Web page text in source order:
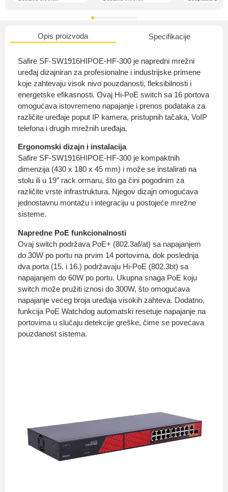
Opis proizvoda Specifikacije
Safire SF-SW1916HIPOE-HF-300 je napredni mrežni
uređaj dizajniran za profesionalne i industrijske primene
koje zahtevaju visok nivo pouzdanosti, fleksibilnosti i
energetske efikasnosti. Ovaj Hi-PoE switch sa 16 portova
omogućava istovremeno napajanje i prenos podataka za
različite uređaje poput IP kamera, pristupnih tačaka, VoIP
telefona i drugih mrežnih uređaja.
Ergonomski dizajn i instalacija
Safire SF-SW1916HIPOE-HF-300 je kompaktnih
dimenzija (430 x 180 x 45 mm) i može se instalirati na
stolu ili u 19″ rack ormaru, što ga čini pogodnim za
različite vrste infrastruktura. Njegov dizajn omogućava
jednostavnu montažu i integraciju u postojeće mrežne
sisteme.
Napredne PoE funkcionalnosti
Ovaj switch podržava PoE+ (802.3af/at) sa napajanjem
do 30W po portu na prvim 14 portovima, dok poslednja
dva porta (15. i 16.) podržavaju Hi-PoE (802.3bt) sa
napajanjem do 60W po portu. Ukupna snaga PoE koju
switch može pružiti iznosi do 300W, što omogućava
napajanje većeg broja uređaja visokih zahteva. Dodatno,
funkcija PoE Watchdog automatski resetuje napajanje na
portovima u slučaju detekcije greške, čime se povećava
pouzdanost sistema.
O nama
Privatnost kupca
Uvjeti i odredbe